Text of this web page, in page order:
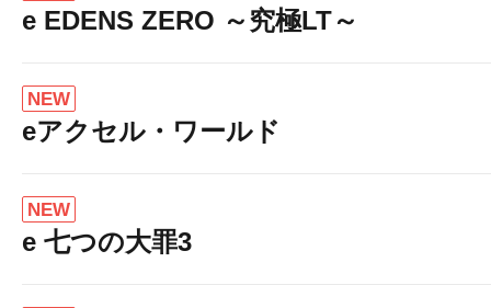
e EDENS ZERO ～究極LT～
NEW
eアクセル・ワールド
NEW
e 七つの大罪3